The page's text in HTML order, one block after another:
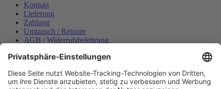
Kontakt
Lieferung
Zahlung
Umtausch / Retoure
AGB / Widerrufsbelehrung
Datenschutzerklärung
Bestellung widerrufen